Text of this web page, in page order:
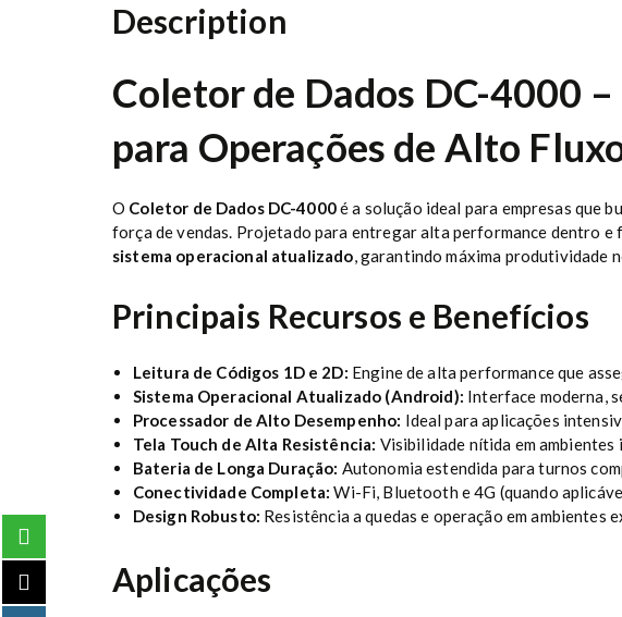
Description
Coletor de Dados DC-4000
para Operações de Alto
O Coletor de Dados DC-4000é a solução ideal para empresas que
força de vendas. Projetado para entregar alta performance dentro e
sistema operacional atualizado, garantindo máxima produtividade
Principais Recursos e Benefícios
Leitura de Códigos 1D e 2D: Engine de alta performance que
Sistema Operacional Atualizado (Android): Interface moderna,
Processador de Alto Desempenho: Ideal para aplicações
Tela Touch de Alta Resistência: Visibilidade nítida em ambientes
Bateria de Longa Duração: Autonomia estendida para turnos
Conectividade Completa: Wi-Fi, Bluetooth e 4G (quando
Design Robusto: Resistência a quedas e operação em
Aplicações